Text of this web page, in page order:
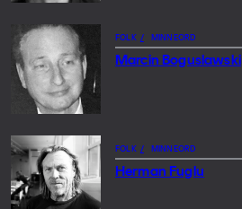
FOLK / MINNEORD
Marcin Boguslawski
FOLK / MINNEORD
Herman Fuglu